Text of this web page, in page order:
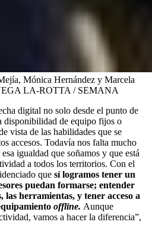
Mónica Hernández y Marcela
LA-ROTTA / SEMANA
digital no solo desde el punto de
disponibilidad de equipo fijos o
vista de las habilidades que se
accesos. Todavía nos falta mucho
igualdad que soñamos y que está
a todos los territorios. Con el
que sí logramos tener un
puedan formarse; entender
las herramientas, y tener acceso a
offline. Aunque
vamos a hacer la diferencia”,